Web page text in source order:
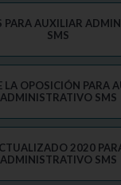
PARA AUXILIAR
SMS
LA OPOSICIÓN PARA
ADMINISTRATIVO SMS
2020
ADMINISTRATIVO SMS